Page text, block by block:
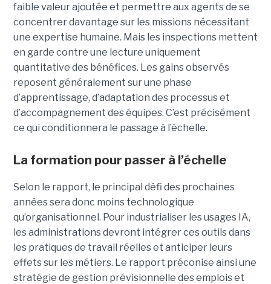
faible valeur ajoutée et permettre aux agents de se
concentrer davantage sur les missions nécessitant
une expertise humaine. Mais les inspections mettent
en garde contre une lecture uniquement
quantitative des bénéfices. Les gains observés
reposent généralement sur une phase
d’apprentissage, d’adaptation des processus et
d’accompagnement des équipes. C’est précisément
ce qui conditionnera le passage à l’échelle.
La formation pour passer à l’échelle
Selon le rapport, le principal défi des prochaines
années sera donc moins technologique
qu’organisationnel. Pour industrialiser les usages IA,
les administrations devront intégrer ces outils dans
les pratiques de travail réelles et anticiper leurs
effets sur les métiers. Le rapport préconise ainsi une
stratégie de gestion prévisionnelle des emplois et